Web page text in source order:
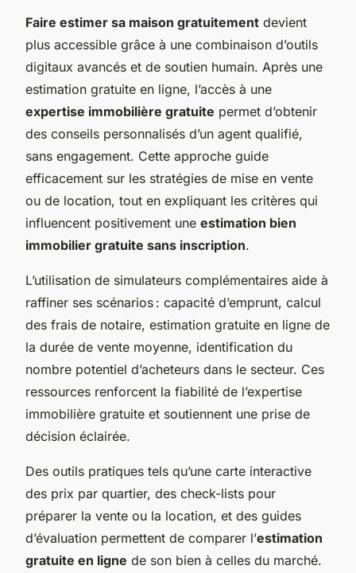
Faire estimer sa maison gratuitement devient
plus accessible grâce à une combinaison d’outils
digitaux avancés et de soutien humain. Après une
estimation gratuite en ligne, l’accès à une
expertise immobilière gratuite permet d’obtenir
des conseils personnalisés d’un agent qualifié,
sans engagement. Cette approche guide
efficacement sur les stratégies de mise en vente
ou de location, tout en expliquant les critères qui
influencent positivement une estimation bien
immobilier gratuite sans inscription.
L’utilisation de simulateurs complémentaires aide à
raffiner ses scénarios : capacité d’emprunt, calcul
des frais de notaire, estimation gratuite en ligne de
la durée de vente moyenne, identification du
nombre potentiel d’acheteurs dans le secteur. Ces
ressources renforcent la fiabilité de l’expertise
immobilière gratuite et soutiennent une prise de
décision éclairée.
Des outils pratiques tels qu’une carte interactive
des prix par quartier, des check-lists pour
préparer la vente ou la location, et des guides
d’évaluation permettent de comparer l’estimation
gratuite en ligne de son bien à celles du marché.